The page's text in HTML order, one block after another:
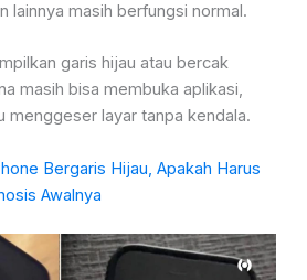
lainnya masih berfungsi normal.
garis hijau atau bercak
masih bisa membuka aplikasi,
menggeser layar tanpa kendala.
Bergaris Hijau, Apakah Harus
Awalnya